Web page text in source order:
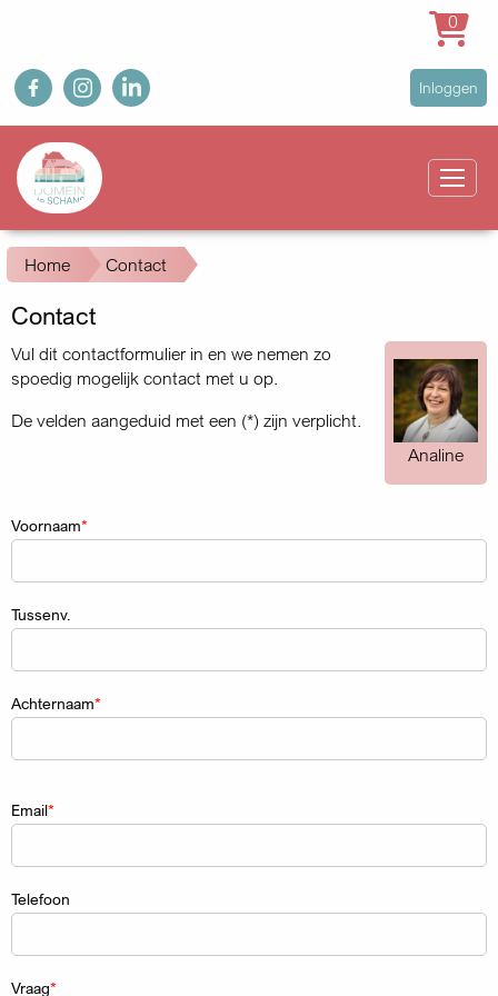
Overslaan
en
naar
inhoud
gaan
fb ig in
User
account
Inloggen
Main
navigation
0
Kruimelpad
Home Contact
Contact
Vul dit contactformulier in en we nemen zo
spoedig mogelijk contact met u op.
De velden aangeduid met een (*) zijn verplicht.
Analine
Naam
Voornaam
Tussenv.
Achternaam
Email
Telefoon
Vraag